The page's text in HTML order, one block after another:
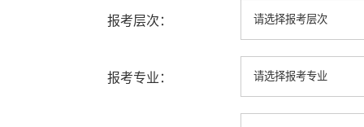
报考层次：
报考专业：